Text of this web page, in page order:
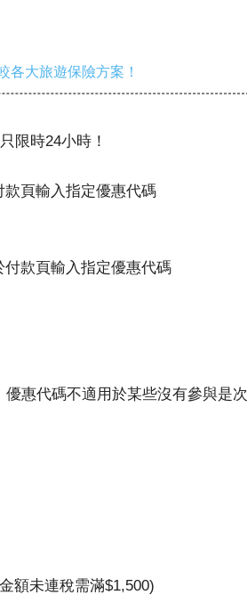
各大旅遊保險方案！
限時24小時！
頁輸入指定優惠代碼
款頁輸入指定優惠代碼
惠代碼不適用於某些沒有參與是
額未連稅需滿$1,500)